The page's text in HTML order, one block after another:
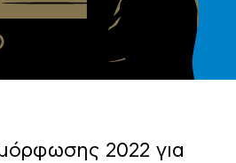
2022 για